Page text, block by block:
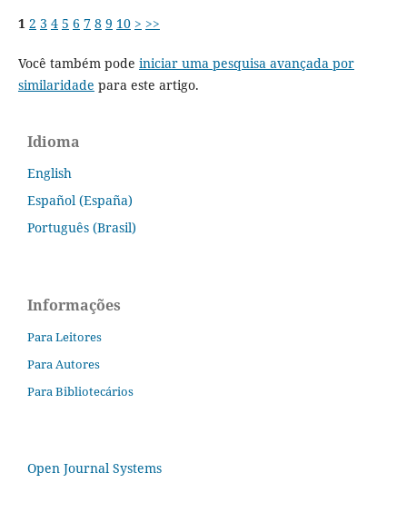
1 2 3 4 5 6 7 8 9 10 > >>
Você também pode iniciar uma pesquisa avançada por
similaridade para este artigo.
Idioma
English
Español (España)
Português (Brasil)
Informações
Para Leitores
Para Autores
Para Bibliotecários
Open Journal Systems